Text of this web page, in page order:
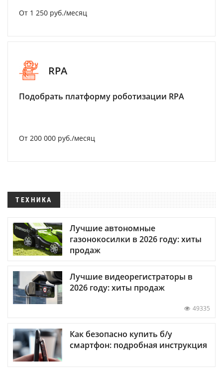
От 1 250 руб./месяц
RPA
Подобрать платформу роботизации RPA
От 200 000 руб./месяц
ТЕХНИКА
Лучшие автономные
газонокосилки в 2026 году: хиты
продаж
Лучшие видеорегистраторы в
2026 году: хиты продаж
49335
Как безопасно купить б/у
смартфон: подробная инструкция